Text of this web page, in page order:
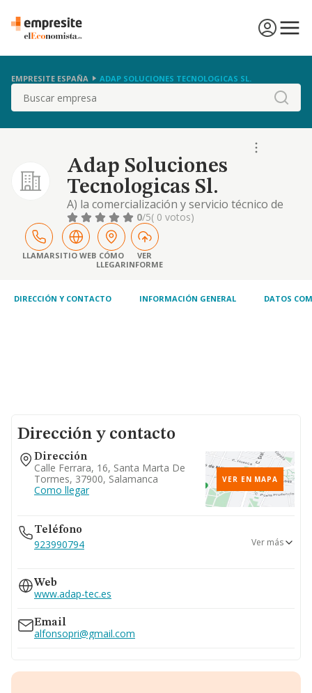
EMPRESITE ESPAÑA ADAP SOLUCIONES TECNOLOGICAS SL.
Buscar
Adap Soluciones
Tecnologicas Sl.
A) la comercialización y servicio técnico de
equipos y material informático y de oficina,
tanto de maquinaria (hardware), como de
aplicaciones informáticas (software) (cnae
4741); b) la producción propia de
aplicaciones informáticas y el desarrollo de
5821); c)
0/5( 0 votos)
LLAMARSITIO WEB CÓMO
LLEGAR
VER
INFORME
DIRECCIÓN Y CONTACTO INFORMACIÓN GENERAL DATOS
Dirección y contacto
Dirección
Calle Ferrara, 16, Santa Marta De
Tormes, 37900, Salamanca
Como llegar
VER EN MAPA
Teléfono
923990794
609...
Ver teléfono 609...
Ver más
Web
www.adap-tec.es
Email
alfonsopri@gmail.com